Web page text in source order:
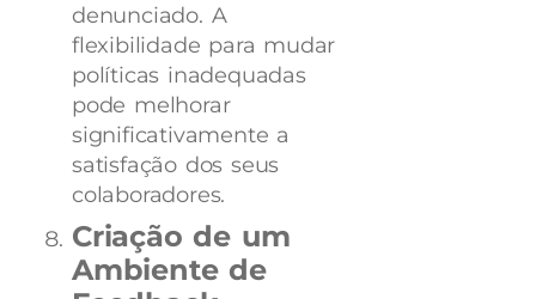
denunciado. A
flexibilidade para mudar
políticas inadequadas
pode melhorar
significativamente a
satisfação dos seus
colaboradores.
Criação de um
Ambiente de